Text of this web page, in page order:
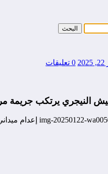
0 تعليقات
النيجري يرتكب جريمة